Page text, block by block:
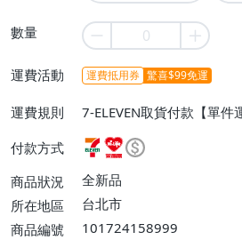
數量
運費活動 運費抵用券 驚喜$99免運
運費規則
7-ELEVEN取貨付款【單件
$990免運費】、萊爾富取
費$60、消費滿$990免運
【單件運費$80、消費滿
付款方式
商品狀況
全新品
所在地區
台北市
商品編號
101724158999